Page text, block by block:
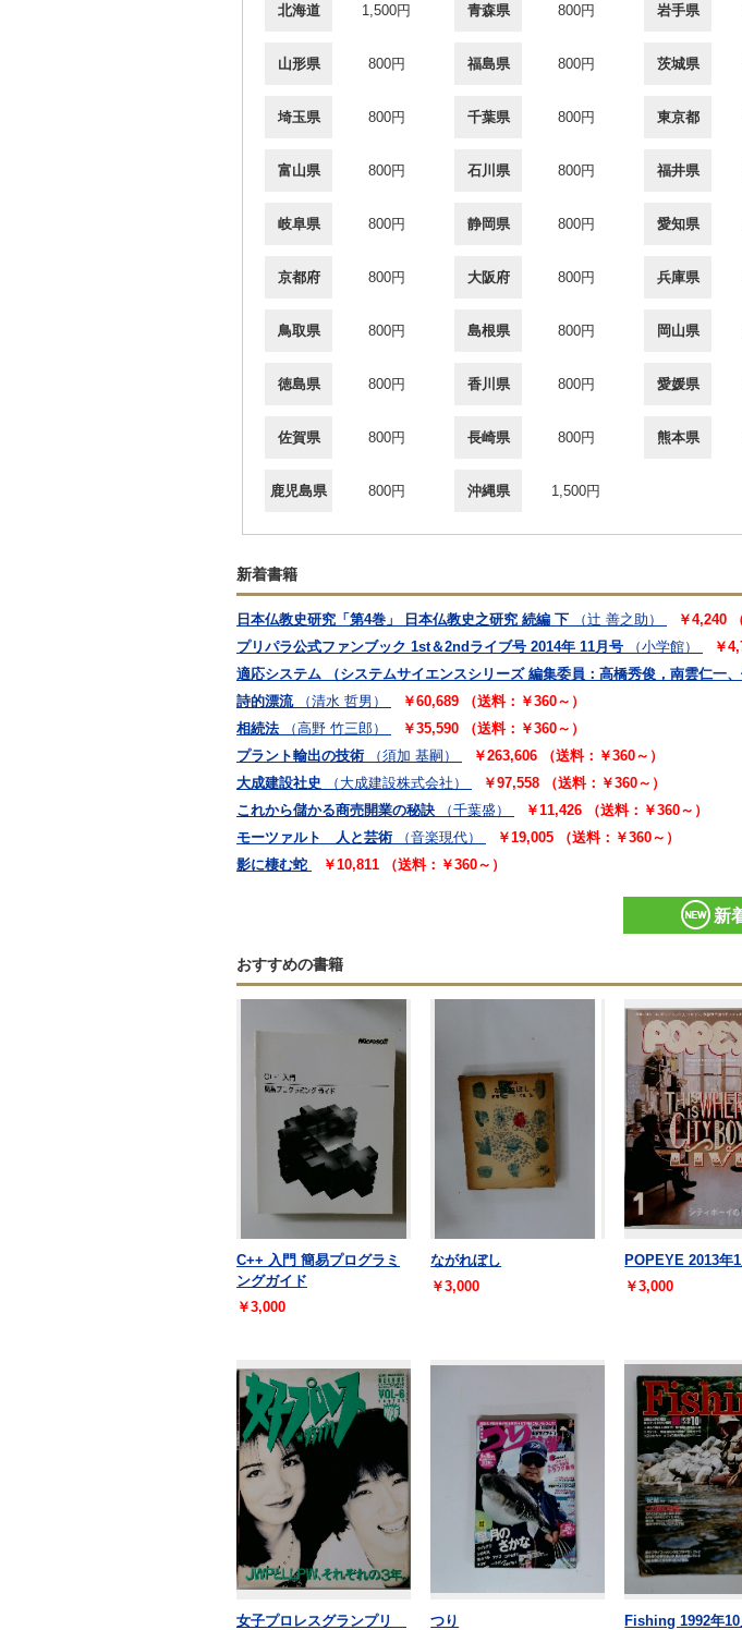
北海道 1,500円 青森県 800円 岩手県
山形県 800円 福島県 800円 茨城県
埼玉県 800円 千葉県 800円 東京都
富山県 800円 石川県 800円 福井県
岐阜県 800円 静岡県 800円 愛知県
京都府 800円 大阪府 800円 兵庫県
鳥取県 800円 島根県 800円 岡山県
徳島県 800円 香川県 800円 愛媛県
佐賀県 800円 長崎県 800円 熊本県
鹿児島県 800円 沖縄県 1,500円
新着書籍
日本仏教史研究「第4巻」 日本仏教史之研究 続編 下 （辻 善之助）
￥4,240
プリパラ公式ファンブック 1st＆2ndライブ号 2014年 11月号
（小学館）
￥
適応システム （システムサイエンスシリーズ 編集委員：高橋秀俊，南雲仁一、
詩的漂流
（清水 哲男）
￥60,689 （送料：￥360～）
相続法
（高野 竹三郎）
￥35,590 （送料：￥360～）
プラント輸出の技術
（須加 基嗣）
￥263,606 （送料：￥360～）
大成建設社史
（大成建設株式会社）
￥97,558 （送料：￥360～）
これから儲かる商売開業の秘訣
（千葉盛）
￥11,426 （送料：￥360～）
モーツァルト 人と芸術
（音楽現代）
￥19,005 （送料：￥360～）
影に棲む蛇
￥10,811 （送料：￥360～）
新
おすすめの書籍
C++ 入門 簡易プログラミ
ングガイド
￥3,000
ながれぼし
￥3,000
POPEYE 2013年
￥3,000
女子プロレスグランプリ つり Fishing 1992年10